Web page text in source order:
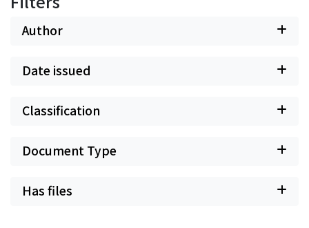
Author
Date issued
Classification
Document Type
Has files